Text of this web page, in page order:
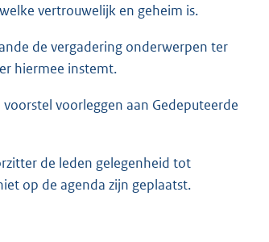
vertrouwelijk en geheim is.
de vergadering onderwerpen ter
hiermee instemt.
voorleggen aan Gedeputeerde
de leden gelegenheid tot
op de agenda zijn geplaatst.